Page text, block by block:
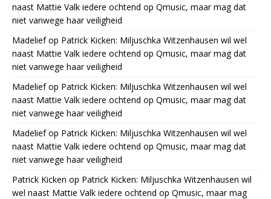
naast Mattie Valk iedere ochtend op Qmusic, maar mag dat
niet vanwege haar veiligheid
Madeliefop Patrick Kicken: Miljuschka Witzenhausen wil wel
naast Mattie Valk iedere ochtend op Qmusic, maar mag dat
niet vanwege haar veiligheid
Madeliefop Patrick Kicken: Miljuschka Witzenhausen wil wel
naast Mattie Valk iedere ochtend op Qmusic, maar mag dat
niet vanwege haar veiligheid
Madeliefop Patrick Kicken: Miljuschka Witzenhausen wil wel
naast Mattie Valk iedere ochtend op Qmusic, maar mag dat
niet vanwege haar veiligheid
Patrick Kicken op Patrick Kicken: Miljuschka Witzenhausen wil
wel naast Mattie Valk iedere ochtend op Qmusic, maar mag